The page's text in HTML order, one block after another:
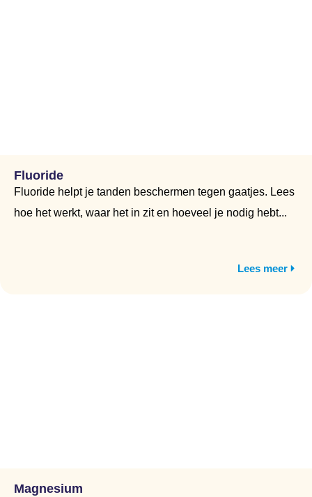
Fluoride
Fluoride helpt je tanden beschermen tegen gaatjes. Lees
hoe het werkt, waar het in zit en hoeveel je nodig hebt...
Lees meer
Magnesium